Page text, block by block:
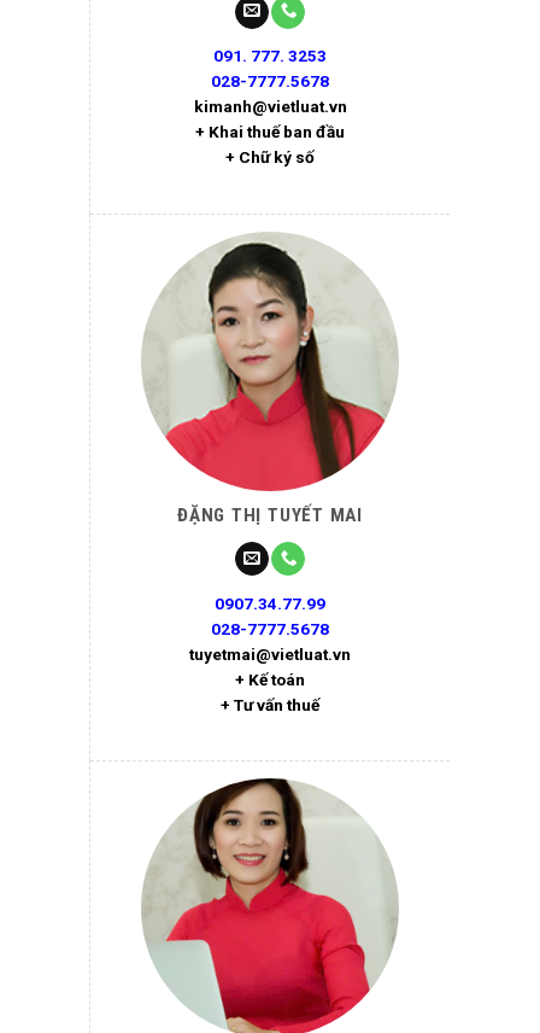
091. 777. 3253
028-7777.5678
kimanh@vietluat.vn
+ Khai thuế ban đầu
+ Chữ ký số
ĐẶNG THỊ TUYẾT MAI
0907.34.77.99
028-7777.5678
tuyetmai@vietluat.vn
+ Kế toán
+ Tư vấn thuế